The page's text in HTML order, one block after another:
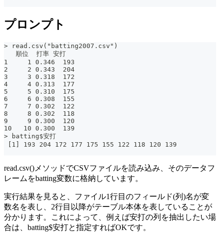
プロンプト
> read.csv("batting2007.csv")
   順位  打率 安打
1     1 0.346  193
2     2 0.343  204
3     3 0.318  172
4     4 0.313  177
5     5 0.310  175
6     6 0.308  155
7     7 0.302  122
8     8 0.302  118
9     9 0.300  120
10   10 0.300  139
> batting$安打
[1] 193 204 172 177 175 155 122 118 120 139
read.csv()メソッドでCSVファイルを読み込み、そのデータフ
レームをbatting変数に格納しています。
実行結果を見ると、ファイル1行目のフィールド(列)名が変
数名を表し、2行目以降がテーブル本体を表していることが
分かります。これによって、例えば安打の列を抽出したい場
合は、batting$安打と指定すればOKです。